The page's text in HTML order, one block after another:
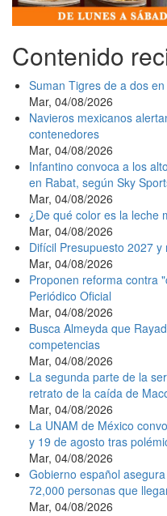
Contenido
Suman Tigres de a dos
Mar, 04/08/2026
Navieros mexicanos
contenedores
Mar, 04/08/2026
Infantino convoca a los
en Rabat, según Sky
Mar, 04/08/2026
¿De qué color es la leche
Mar, 04/08/2026
Difícil Presupuesto 2027
Mar, 04/08/2026
Proponen reforma contra
Periódico Oficial
Mar, 04/08/2026
Busca Almeyda que
competencias
Mar, 04/08/2026
La segunda parte de la
retrato de la caída de
Mar, 04/08/2026
La UNAM de México
y 19 de agosto tras
Mar, 04/08/2026
Gobierno español
72,000 personas que
Mar, 04/08/2026